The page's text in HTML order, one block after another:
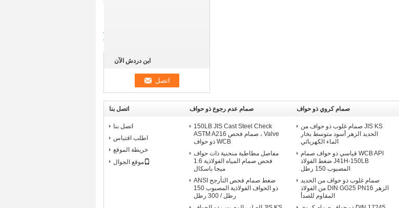
ابن دردش الآن
صمام كروي ذو حواف
JIS KS صمام غلوب ذو حواف من
الحديد الزهر أسود متوسط ​​بخار
الماء الكهربائي
WCB API قياسي ذو حواف صمام
J41H-150LB ضغط الفولاذ
المصبوب 150 رطل
صمام غلوب ذو حواف من الحديد
الزهر DIN GG25 PN16 من الفولاذ
المقاوم للصدأ
صمام عدم رجوع ذو حواف
150LB JIS Cast Steel Check
Valve ، صمام فحص ASTM A216
WCB ذو حواف
مفاصل مطاطية منحنية ذات حواف
فحص صمام المياه الفولاذية 1.6
ميجا باسكال
ضغط صمام فحص التأرجح ANSI
ذو الحواف الفولاذية المصبوب 150
رطل / 300 رطل
اتصل بنا
اتصل بنا
اطلب اقتباس
خريطة الموقع
موقع الجوال